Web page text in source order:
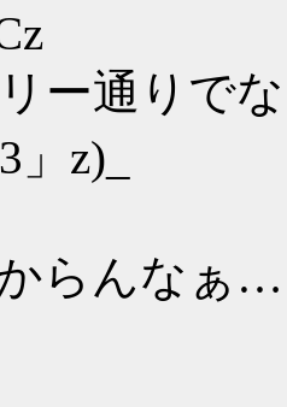
ー通りで
z)_
らんなぁ…